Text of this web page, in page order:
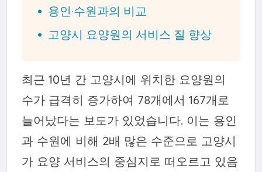
용인·수원과의 비교
고양시 요양원의 서비스 질 향상
최근 10년 간 고양시에 위치한 요양원의
수가 급격히 증가하여 78개에서 167개로
늘어났다는 보도가 있었습니다. 이는 용인
과 수원에 비해 2배 많은 수준으로 고양시
가 요양 서비스의 중심지로 떠오르고 있음